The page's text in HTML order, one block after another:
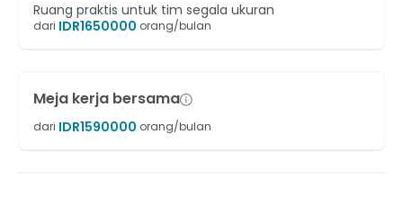
Ruang praktis untuk tim segala ukuran
dari IDR1650000 orang/bulan
Meja kerja bersama
dari IDR1590000 orang/bulan